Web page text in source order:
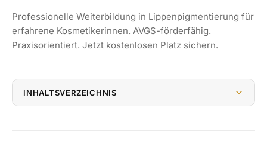
Professionelle Weiterbildung in Lippenpigmentierung für
erfahrene Kosmetikerinnen. AVGS-förderfähig.
Praxisorientiert. Jetzt kostenlosen Platz sichern.
INHALTSVERZEICHNIS